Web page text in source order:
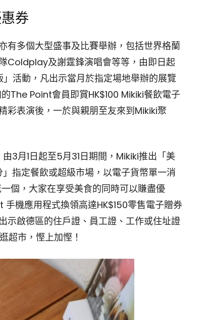
券
有多個大型盛事及比賽舉辦，包括世界格蘭
Coldplay及謝霆鋒演唱會等等，由即日起
活動，凡出示當月於指定場地舉辦的展覽
The Point會員即賞HK$100 Mikiki餐飲電子
彩表演後，一於與親朋至友來到Mikiki聚
3月1日起至5月31日期間，Mikiki推出「美
指定餐飲或超級市場，以電子貨幣單一消
個，大家在享受美食的同時可以賺盡優
機應用程式換領高達HK$150零售電子贈券
示啟德區的住戶證、員工證、工作或住址證
超市，慳上加慳！